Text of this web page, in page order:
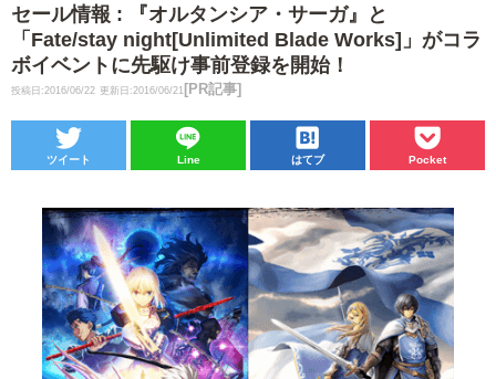
セール情報 : 『オルタンシア・サーガ』と
「Fate/stay night[Unlimited Blade Works]」がコラ
ボイベントに先駆け事前登録を開始！
投稿日:2016/06/22 更新日:2016/06/21 [PR記事]
ツイート Line はてブ Pocket